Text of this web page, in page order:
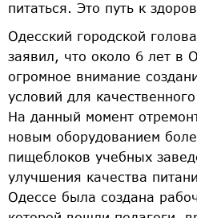
питаться. Это путь к
Одесский городской
заявил, что около 6 лет в
огромное внимание
условий для
На данный момент
новым оборудованием
пищеблоков учебных
улучшения качества
Одессе была создана